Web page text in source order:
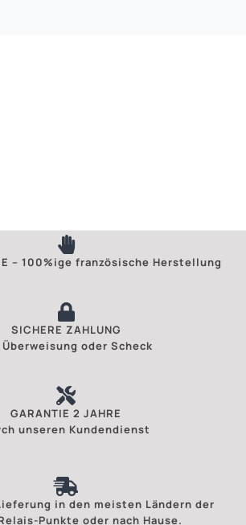
– 100%ige französische Herstellung
SICHERE ZAHLUNG
Überweisung oder Scheck
GARANTIE 2 JAHRE
unseren Kundendienst
Lieferung in den meisten Ländern der
Punkte oder nach Hause.